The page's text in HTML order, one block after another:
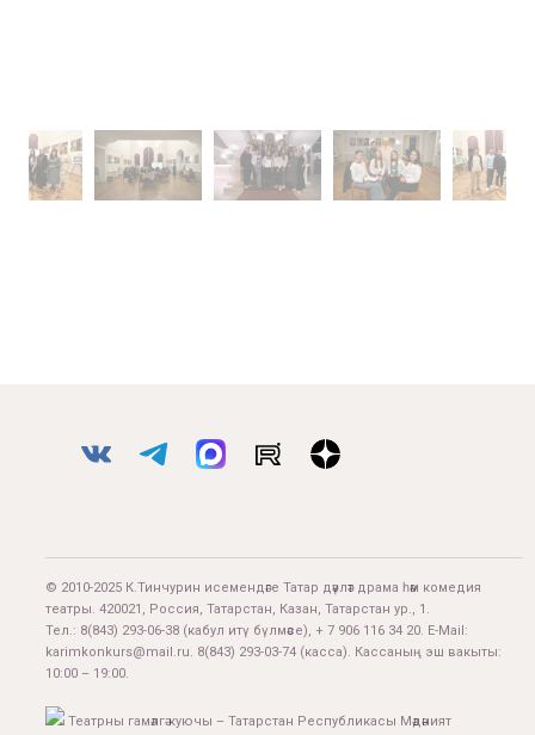
© 2010-2025 К.Тинчурин исемендәге Татар дәүләт драма һәм комедия
театры. 420021, Россия, Татарстан, Казан, Татарстан ур., 1.
Тел.: 8(843) 293-06-38 (кабул итү бүлмәсе), + 7 906 116 34 20. E-Mail:
karimkonkurs@mail.ru. 8(843) 293-03-74 (касса). Кассаның эш вакыты:
10:00 – 19:00.
Театрны гамәлгә куючы – Татарстан Республикасы Мәдәният